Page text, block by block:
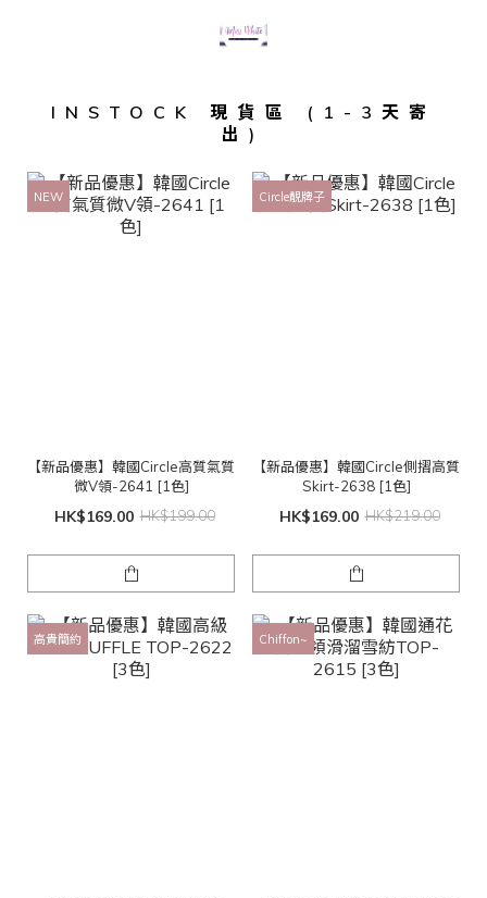
INSTOCK 現貨區 (1-3天寄
出)
NEW
【新品優惠】韓國Circle高質氣質
微V領-2641 [1色]
HK$169.00 HK$199.00
Circle靚牌子
【新品優惠】韓國Circle側摺高質
Skirt-2638 [1色]
HK$169.00 HK$219.00
高貴簡約 Chiffon~